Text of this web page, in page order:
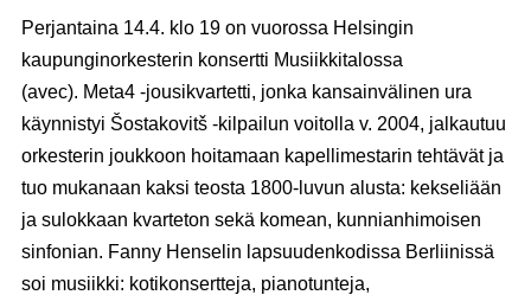
Perjantaina 14.4. klo 19 on vuorossa Helsingin
kaupunginorkesterin konsertti Musiikkitalossa
(avec). Meta4 -jousikvartetti, jonka kansainvälinen ura
käynnistyi Šostakovitš -kilpailun voitolla v. 2004, jalkautuu
orkesterin joukkoon hoitamaan kapellimestarin tehtävät ja
tuo mukanaan kaksi teosta 1800-luvun alusta: kekseliään
ja sulokkaan kvarteton sekä komean, kunnianhimoisen
sinfonian. Fanny Henselin lapsuudenkodissa Berliinissä
soi musiikki: kotikonsertteja, pianotunteja,